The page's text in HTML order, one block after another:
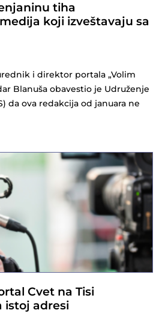
tiha
koji izveštavaju sa
i direktor portala „Volim
Blanuša obavestio je Udruženje
da ova redakcija od januara ne
Cvet na Tisi
istoj adresi